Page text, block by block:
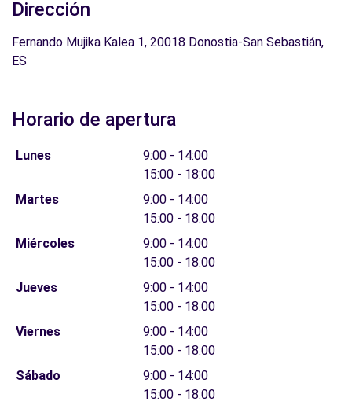
Dirección
Fernando Mujika Kalea 1, 20018 Donostia-San Sebastián,
ES
Horario de apertura
Lunes
9:00 - 14:00
15:00 - 18:00
Martes
9:00 - 14:00
15:00 - 18:00
Miércoles
9:00 - 14:00
15:00 - 18:00
Jueves
9:00 - 14:00
15:00 - 18:00
Viernes
9:00 - 14:00
15:00 - 18:00
Sábado
9:00 - 14:00
15:00 - 18:00